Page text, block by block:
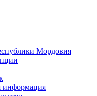
Мордовия
информация